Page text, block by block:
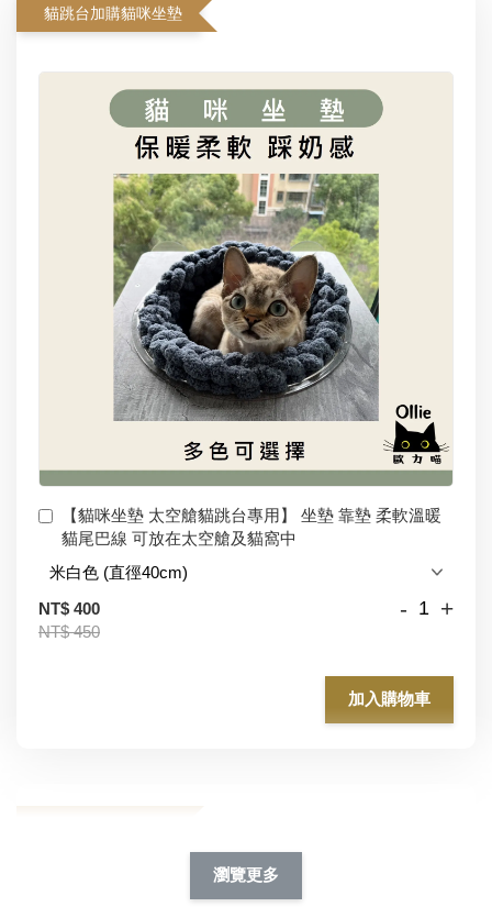
貓跳台加購貓咪坐墊
【貓咪坐墊 太空艙貓跳台專用】 坐墊 靠墊 柔軟溫暖
貓尾巴線 可放在太空艙及貓窩中
NT$ 400
NT$ 450
- +
加入購物車
瀏覽更多